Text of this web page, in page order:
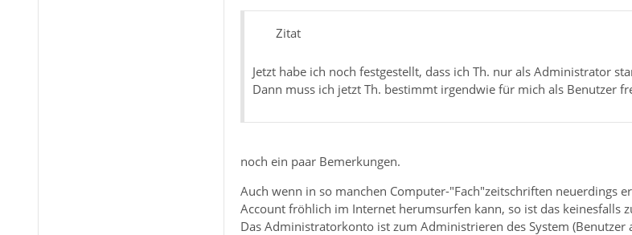
Zitat
Jetzt habe ich noch festgestellt, dass ich Th. nur als Administrator
Dann muss ich jetzt Th. bestimmt irgendwie für mich als Benutzer
noch ein paar Bemerkungen.
Auch wenn in so manchen Computer-"Fach"zeitschriften neuerdings
Account fröhlich im Internet herumsurfen kann, so ist das keinesfalls
Das Administratorkonto ist zum Administrieren des System